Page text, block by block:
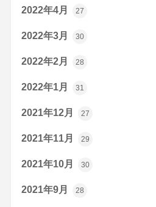
2022年4月 27
2022年3月 30
2022年2月 28
2022年1月 31
2021年12月 27
2021年11月 29
2021年10月 30
2021年9月 28